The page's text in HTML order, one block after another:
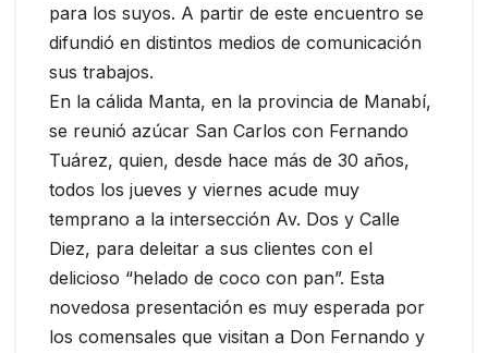
para los suyos. A partir de este encuentro se
difundió en distintos medios de comunicación
sus trabajos.
En la cálida Manta, en la provincia de Manabí,
se reunió azúcar San Carlos con Fernando
Tuárez, quien, desde hace más de 30 años,
todos los jueves y viernes acude muy
temprano a la intersección Av. Dos y Calle
Diez, para deleitar a sus clientes con el
delicioso “helado de coco con pan”. Esta
novedosa presentación es muy esperada por
los comensales que visitan a Don Fernando y